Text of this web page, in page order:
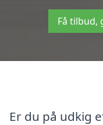
Få tilbud,
Er du på udkig